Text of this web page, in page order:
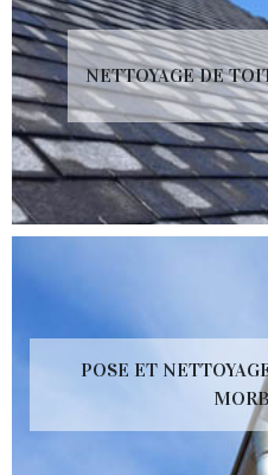
NETTOYAGE DE
POSE ET